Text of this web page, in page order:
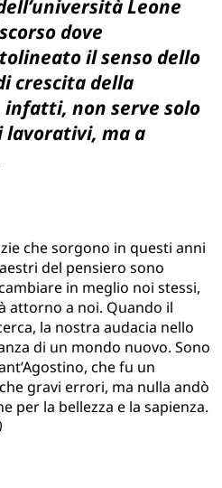
Leone
dove
il senso dello
crescita della
infatti, non serve solo
lavorativi, ma a
che sorgono in questi anni
del pensiero sono
in meglio noi stessi,
attorno a noi. Quando il
la nostra audacia nello
di un mondo nuovo. Sono
che fu un
gravi errori, ma nulla andò
per la bellezza e la sapienza.